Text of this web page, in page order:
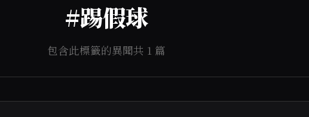
#踢假球
包含此標籤的異聞共 1 篇